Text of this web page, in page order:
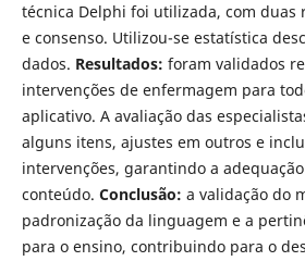
técnica Delphi foi utilizada, com duas
e consenso. Utilizou-se estatística
dados. Resultados: foram validados
intervenções de enfermagem para
aplicativo. A avaliação das
alguns itens, ajustes em outros e
intervenções, garantindo a
conteúdo. Conclusão: a validação do
padronização da linguagem e a
para o ensino, contribuindo para o